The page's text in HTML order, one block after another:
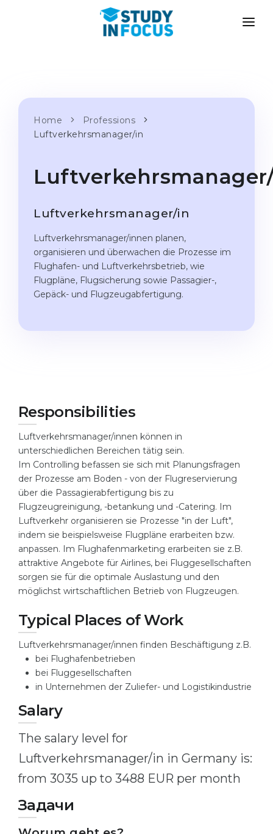
Universities
Bachelor's & Master's
University Preparatory Courses
Language Schools
Language Courses
Online Language Lessons
Language Visa
Studienkollegs
Studienkolleg Preparation
Special Courses
Mathematics
Portfolio
GEOGRAPHY
States
Cities
PROFESSIONS
Professions
Fields of Study
Sample Vacancies
CAREER GUIDANCE
Holland Test
RIASEC Test
Successat
100%
PATHWAYS
After School Admission
Master’s in Germany
For Parents
With Admission Guarantee
WE APPLY TO...
Studienkolleg
Bachelor’s
12-Year School (NIS)
College
1st Year
2nd–3rd Year
Bachelor’s Degree
Master’s Degree
WE APPLY FOR...
Medicine
Engineering
Physics
Management
Other Field
WE APPLY FROM...
Russia
Armenia
METHODOLOGY
Home
Professions
Luftverkehrsmanager/in
Luftverkehrsmanager/in
Luftverkehrsmanager/innen planen,
organisieren und überwachen die Prozesse im
Flughafen- und Luftverkehrsbetrieb, wie
Flugpläne, Flugsicherung sowie Passagier-,
Gepäck- und Flugzeugabfertigung.
Responsibilities
Luftverkehrsmanager/innen können in
unterschiedlichen Bereichen tätig sein.
Im Controlling befassen sie sich mit Planungsfragen
der Prozesse am Boden - von der Flugreservierung
über die Passagierabfertigung bis zu
Flugzeugreinigung, -betankung und -Catering. Im
Luftverkehr organisieren sie Prozesse "in der Luft",
indem sie beispielsweise Flugpläne erarbeiten bzw.
anpassen. Im Flughafenmarketing erarbeiten sie z.B.
attraktive Angebote für Airlines, bei Fluggesellschaften
sorgen sie für die optimale Auslastung und den
möglichst wirtschaftlichen Betrieb von Flugzeugen.
Typical Places of Work
Luftverkehrsmanager/innen finden Beschäftigung z.B.
bei Flughafenbetrieben
bei Fluggesellschaften
in Unternehmen der Zuliefer- und Logistikindustrie
Salary
The salary level for
Luftverkehrsmanager/in in Germany is:
from 3035 up to 3488 EUR per month
Задачи